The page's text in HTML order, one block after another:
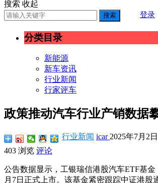
登录
搜索 收起
搜索
分类目录
新能源
新车资讯
行业新闻
行家评车
政策推动汽车行业产销数据
行业新闻 icar 2025年7月2
403 浏览 评论
公告数据显示，工银瑞信港股汽车ETF基金
月7日正式上市。该基金紧密跟踪中证港